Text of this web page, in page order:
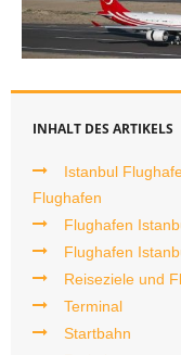
INHALT DES ARTIKELS
Istanbul
Flughafen
Flughafen
Flughafen
Reiseziele und
Terminal
Startbahn